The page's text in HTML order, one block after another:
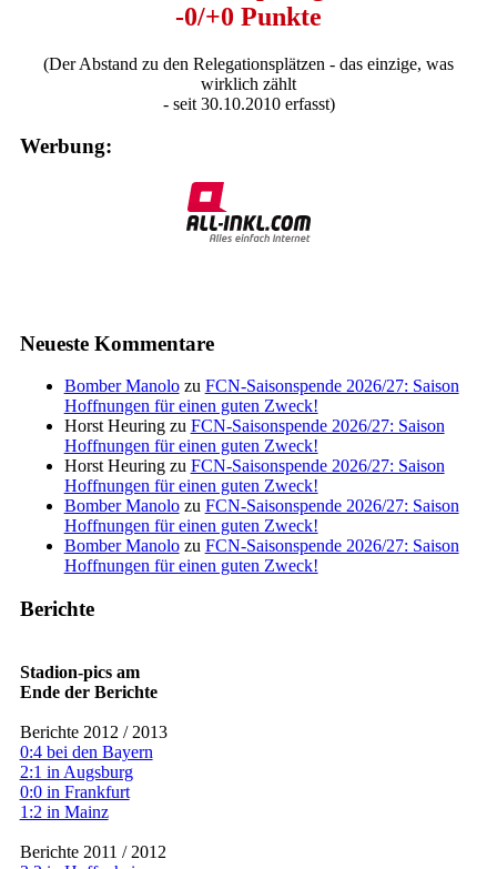
-0/+0 Punkte
(Der Abstand zu den Relegationsplätzen - das einzige, was
wirklich zählt
- seit 30.10.2010 erfasst)
Werbung:
Neueste Kommentare
Bomber Manolozu FCN-Saisonspende 2026/27: Saison
Hoffnungen für einen guten Zweck!
Horst Heuringzu FCN-Saisonspende 2026/27: Saison
Hoffnungen für einen guten Zweck!
Horst Heuringzu FCN-Saisonspende 2026/27: Saison
Hoffnungen für einen guten Zweck!
Bomber Manolozu FCN-Saisonspende 2026/27: Saison
Hoffnungen für einen guten Zweck!
Bomber Manolozu FCN-Saisonspende 2026/27: Saison
Hoffnungen für einen guten Zweck!
Berichte
Stadion-pics am
Ende der Berichte
Berichte 2012 / 2013
0:4 bei den Bayern
2:1 in Augsburg
0:0 in Frankfurt
1:2 in Mainz
Berichte 2011 / 2012